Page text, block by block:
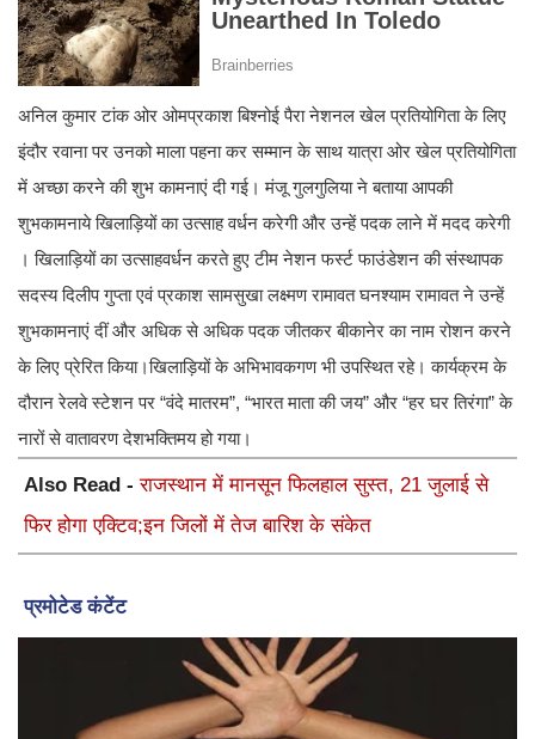
अनिल कुमार टांक ओर ओमप्रकाश बिश्नोई पैरा नेशनल खेल प्रतियोगिता के लिए
इंदौर रवाना पर उनको माला पहना कर सम्मान के साथ यात्रा ओर खेल प्रतियोगिता
में अच्छा करने की शुभ कामनाएं दी गई। मंजू गुलगुलिया ने बताया आपकी
शुभकामनाये खिलाड़ियों का उत्साह वर्धन करेगी और उन्हें पदक लाने में मदद करेगी
। खिलाड़ियों का उत्साहवर्धन करते हुए टीम नेशन फर्स्ट फाउंडेशन की संस्थापक
सदस्य दिलीप गुप्ता एवं प्रकाश सामसुखा लक्ष्मण रामावत घनश्याम रामावत ने उन्हें
शुभकामनाएं दीं और अधिक से अधिक पदक जीतकर बीकानेर का नाम रोशन करने
के लिए प्रेरित किया।खिलाड़ियों के अभिभावकगण भी उपस्थित रहे। कार्यक्रम के
दौरान रेलवे स्टेशन पर “वंदे मातरम”, “भारत माता की जय” और “हर घर तिरंगा” के
नारों से वातावरण देशभक्तिमय हो गया।
Also Read -राजस्थान में मानसून फिलहाल सुस्त, 21 जुलाई से
फिर होगा एक्टिव;इन जिलों में तेज बारिश के संकेत